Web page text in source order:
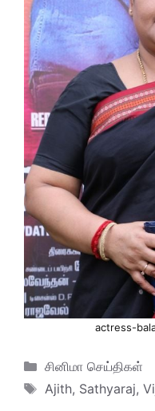
actress-
Categories
சினிமா செய்திகள்
Tags
Ajith, Sathyaraj,